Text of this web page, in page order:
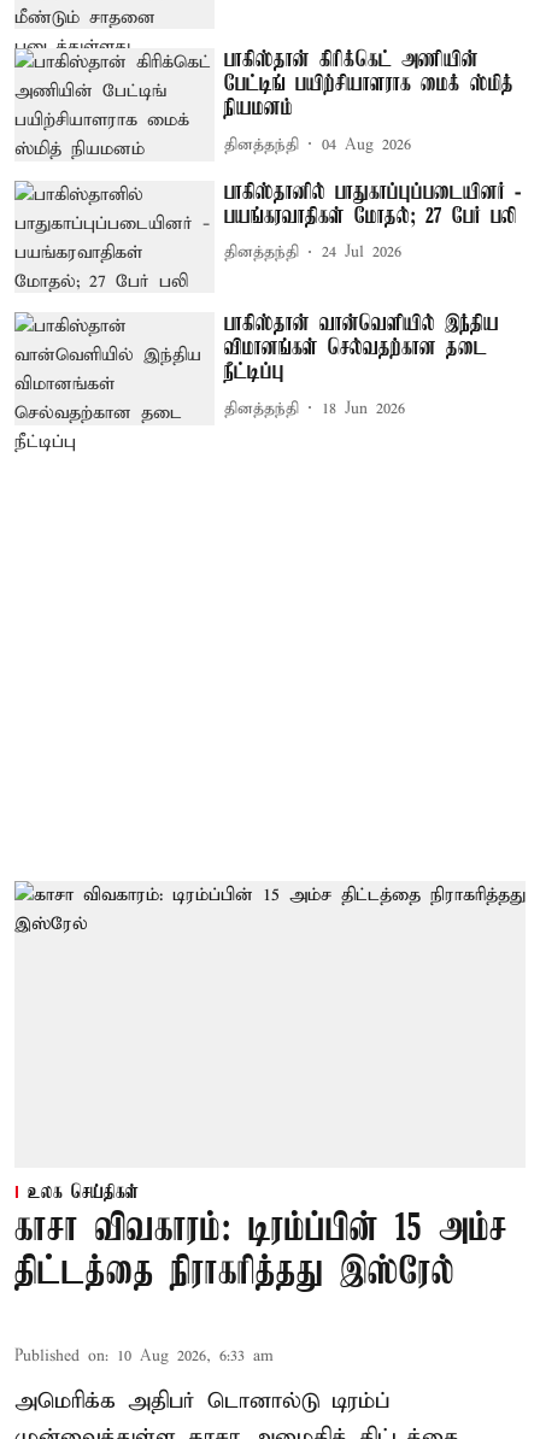
பாகிஸ்தான் கிரிக்கெட் அணியின்
பேட்டிங் பயிற்சியாளராக மைக் ஸ்மித்
நியமனம்
தினத்தந்தி 04 Aug 2026
பாகிஸ்தானில் பாதுகாப்புப்படையினர் -
பயங்கரவாதிகள் மோதல்; 27 பேர் பலி
தினத்தந்தி 24 Jul 2026
பாகிஸ்தான் வான்வெளியில் இந்திய
விமானங்கள் செல்வதற்கான தடை
நீட்டிப்பு
தினத்தந்தி 18 Jun 2026
உலக செய்திகள்
காசா விவகாரம்: டிரம்ப்பின் 15 அம்ச
திட்டத்தை நிராகரித்தது இஸ்ரேல்
Published on: 10 Aug 2026, 6:33 am
அமெரிக்க அதிபர் டொனால்டு டிரம்ப்